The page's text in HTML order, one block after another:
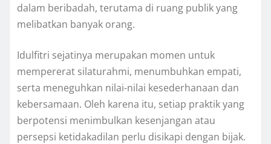
dalam beribadah, terutama di ruang publik yang
melibatkan banyak orang.
Idulfitri sejatinya merupakan momen untuk
mempererat silaturahmi, menumbuhkan empati,
serta meneguhkan nilai-nilai kesederhanaan dan
kebersamaan. Oleh karena itu, setiap praktik yang
berpotensi menimbulkan kesenjangan atau
persepsi ketidakadilan perlu disikapi dengan bijak.